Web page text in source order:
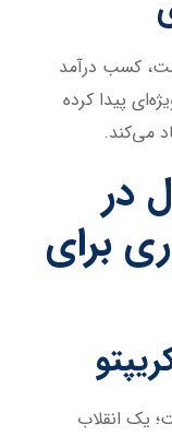
کسب درآمد
پیدا کرده
می‌کند.
در
برای
یک انقلاب